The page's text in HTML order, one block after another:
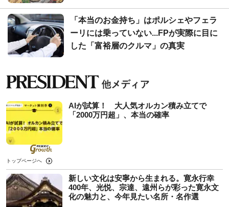
「本当のお金持ち」はポルシェやフェラ
ーリには乗っていない...FPが実際に目に
した「富裕層のクルマ」の真実
AIが試算！ 大人気オルカン積み立てで
「2000万円超」、本当の確率
トップページへ
新しい文化は安寧から生まれる。寛永行幸
400年、光悦、宗達、遠州らが彩った寛永文
化の魅力と、今年見たい名所・名作選